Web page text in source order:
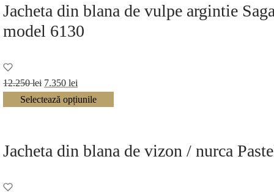
Jacheta din blana de vulpe argintie
model 6130
12.250lei Prețul
inițial a
7.350 lei
curent
Selectează opțiunile
Jacheta din blana de vizon / nurca